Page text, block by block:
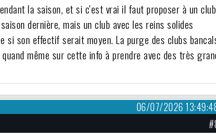
la saison, et si c'est vrai il faut proposer à un
dernière, mais un club avec les reins solides
si son effectif serait moyen. La purge des clubs
même sur cette info à prendre avec des très
06/07/2026